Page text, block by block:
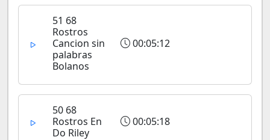
51 68
Rostros
Cancion sin
palabras
Bolanos
00:05:12
50 68
Rostros En
Do Riley
00:05:18